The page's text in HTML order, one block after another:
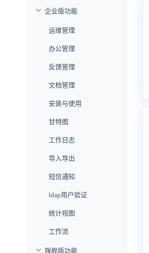
企业版功能
运维管理
办公管理
反馈管理
文档管理
安装与使用
甘特图
工作日志
导入导出
短信通知
ldap用户验证
统计视图
工作流
旗舰版功能